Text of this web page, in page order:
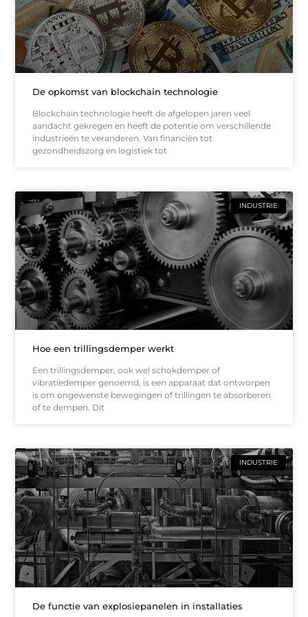
De opkomst van blockchain technologie
Blockchain technologie heeft de afgelopen jaren veel
aandacht gekregen en heeft de potentie om verschillende
industrieën te veranderen. Van financiën tot
gezondheidszorg en logistiek tot
INDUSTRIE
Hoe een trillingsdemper werkt
Een trillingsdemper, ook wel schokdemper of
vibratiedemper genoemd, is een apparaat dat ontworpen
is om ongewenste bewegingen of trillingen te absorberen
of te dempen. Dit
INDUSTRIE
De functie van explosiepanelen in installaties